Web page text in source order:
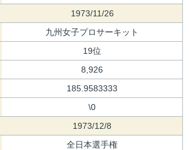
1973/11/26
九州女子プロサーキット
19位
8,926
185.9583333
\0
1973/12/8
全日本選手権